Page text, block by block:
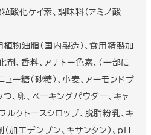
酸化ケイ素、調味料（アミノ酸
植物油脂(国内製造)、食用精製加
、香料、アナトー色素、(一部に
ュー糖(砂糖)、小麦、アーモンドプ
、卵、ベーキングパウダー、キャ
ルクトースシロップ、脱脂粉乳、キ
加工デンプン、キサンタン）、pH